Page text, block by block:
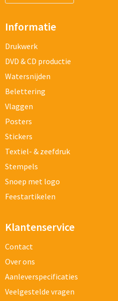
Informatie
Drukwerk
DVD & CD productie
Watersnijden
Belettering
Vlaggen
Posters
Stickers
Textiel- & zeefdruk
Stempels
Snoep met logo
Feestartikelen
Klantenservice
Contact
Over ons
Aanleverspecificaties
Veelgestelde vragen